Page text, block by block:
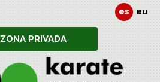
es eu
ZONA PRIVADA